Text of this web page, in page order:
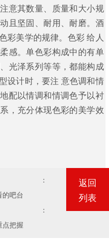
意其数量、质量和大小规
且坚固、耐用、耐磨。酒
彩美学的规律。色彩 给人
感。单色彩构成中的有单
光泽系列等等，都能构成
设计时，要注 意色调和情
配以情调和情调色予以衬
，充分体现色彩的美学效
：
的吧台
：
点把握
返回
列表